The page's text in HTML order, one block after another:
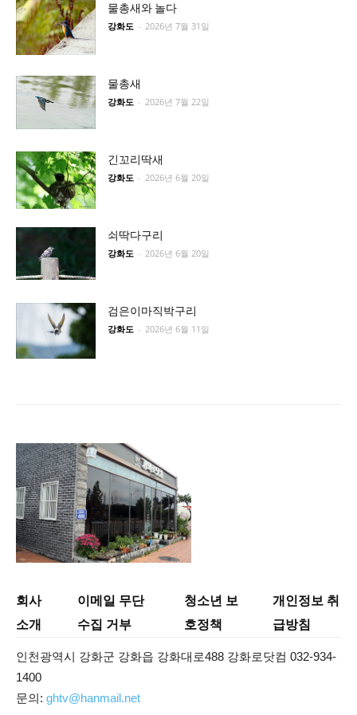
물총새와 놀다
강화도 - 2026년 7월 31일
물총새
강화도 - 2026년 7월 22일
긴꼬리딱새
강화도 - 2026년 6월 20일
쇠딱다구리
강화도 - 2026년 6월 20일
검은이마직박구리
강화도 - 2026년 6월 11일
회사
소개
이메일 무단
수집 거부
청소년 보
호정책
개인정보 취
급방침
인천광역시 강화군 강화읍 강화대로488 강화로닷컴 032-934-
1400
문의: ghtv@hanmail.net